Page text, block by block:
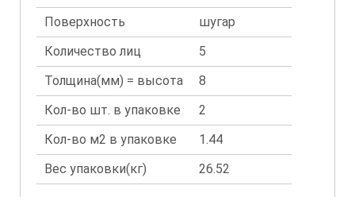
Поверхность
шугар
Количество лиц
5
Толщина(мм) = высота
8
Кол-во шт. в упаковке
2
Кол-во м2 в упаковке
1.44
Вес упаковки(кг)
26.52